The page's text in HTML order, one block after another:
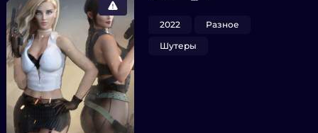
2022
Разное
Шутеры